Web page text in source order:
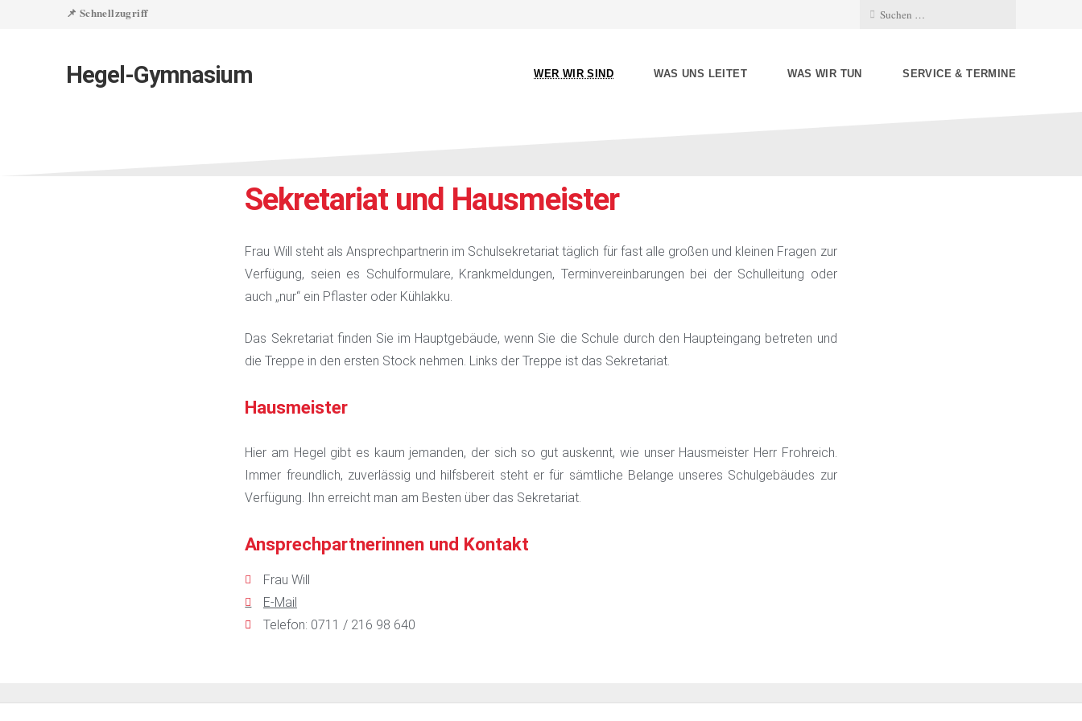
📌 Schnellzugriff
Hegel-Gymnasium WER WIR SIND WAS UNS LEITET WAS WIR TUN SERVICE & TERMINE
Sekretariat und Hausmeister
Frau Will steht als Ansprechpartnerin im Schulsekretariat täglich für fast alle großen und kleinen Fragen zur
Verfügung, seien es Schulformulare, Krankmeldungen, Terminvereinbarungen bei der Schulleitung oder
auch „nur“ ein Pflaster oder Kühlakku.
Das Sekretariat finden Sie im Hauptgebäude, wenn Sie die Schule durch den Haupteingang betreten und
die Treppe in den ersten Stock nehmen. Links der Treppe ist das Sekretariat.
Hausmeister
Hier am Hegel gibt es kaum jemanden, der sich so gut auskennt, wie unser Hausmeister Herr Frohreich.
Immer freundlich, zuverlässig und hilfsbereit steht er für sämtliche Belange unseres Schulgebäudes zur
Verfügung. Ihn erreicht man am Besten über das Sekretariat.
Ansprechpartnerinnen und Kontakt
Frau Will
E-Mail
Telefon: 0711 / 216 98 640